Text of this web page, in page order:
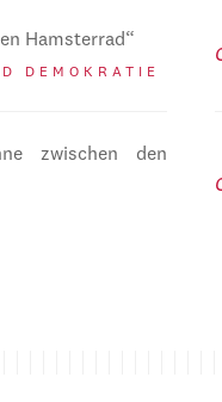
Hamsterrad“
DEMOKRATIE
zwischen den